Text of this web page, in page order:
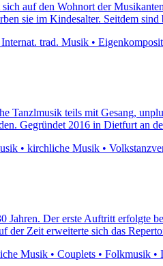
auf den Wohnort der
sie im Kindesalter. Seitdem
trad. Musik •
Tanzlmusik teils mit Gesang,
Gegründet 2016 in Dietfurt an
• kirchliche Musik •
Jahren. Der erste Auftritt
der Zeit erweiterte sich das
Musik • Couplets • Folkmusik